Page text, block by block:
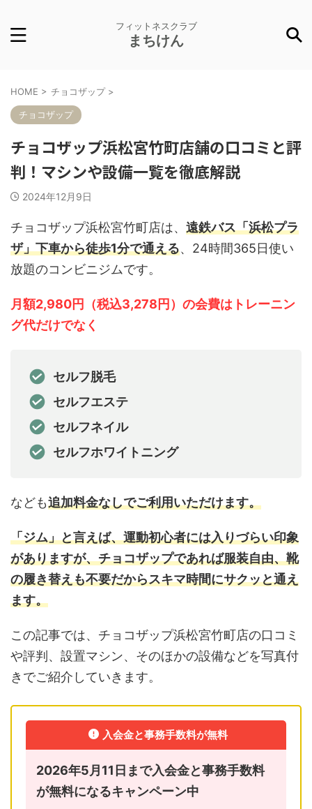
フィットネスクラブ
まちけん
HOME > チョコザップ >
チョコザップ
チョコザップ浜松宮竹町店舗の口コミと評
判！マシンや設備一覧を徹底解説
2024年12月9日
チョコザップ浜松宮竹町店は、 遠鉄バス「浜松プラ
ザ」下車から徒歩1分で通える、24時間365日使い
放題のコンビニジムです。
月額2,980円（税込3,278円）の会費はトレーニン
グ代だけでなく
セルフ脱毛
セルフエステ
セルフネイル
セルフホワイトニング
なども追加料金なしでご利用いただけます。
「ジム」と言えば、運動初心者には入りづらい印象
がありますが、チョコザップであれば服装自由、靴
の履き替えも不要だからスキマ時間にサクッと通え
ます。
この記事では、チョコザップ浜松宮竹町店の口コミ
や評判、設置マシン、そのほかの設備などを写真付
きでご紹介していきます。
入会金と事務手数料が無料
2026年5月11日まで入会金と事務手数料
が無料になるキャンペーン中